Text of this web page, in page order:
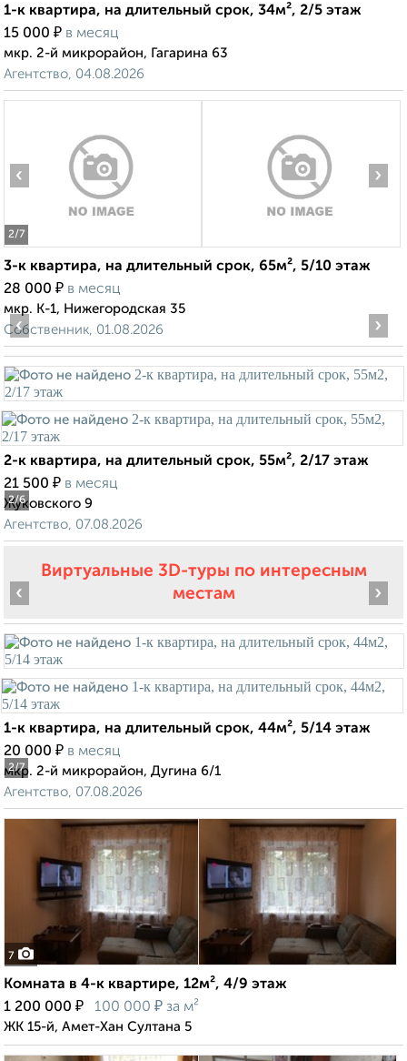
1-к квартира, на длительный срок, 34м², 2/5 этаж
15 000 ₽ в месяц
мкр. 2-й микрорайон, Гагарина 63
Агентство, 04.08.2026
2/7
‹ ›
3-к квартира, на длительный срок, 65м², 5/10 этаж
28 000 ₽ в месяц
мкр. К-1, Нижегородская 35
Собственник, 01.08.2026
2/6
‹ ›
2-к квартира, на длительный срок, 55м², 2/17 этаж
21 500 ₽ в месяц
Жуковского 9
Агентство, 07.08.2026
Виртуальные 3D-туры по интересным
местам
2/7
‹ ›
1-к квартира, на длительный срок, 44м², 5/14 этаж
20 000 ₽ в месяц
мкр. 2-й микрорайон, Дугина 6/1
Агентство, 07.08.2026
7
Комната в 4-к квартире, 12м², 4/9 этаж
1 200 000 ₽ 100 000 ₽ за м²
ЖК 15-й, Амет-Хан Султана 5